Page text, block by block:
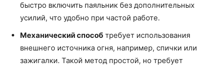
быстро включить паяльник без дополнительных
усилий, что удобно при частой работе.
Механический способ требует использования
внешнего источника огня, например, спички или
зажигалки. Такой метод простой, но требует